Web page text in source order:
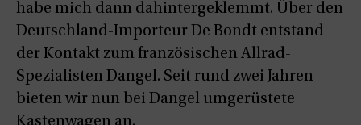
habe mich dann dahintergeklemmt. Über den
Deutschland-Importeur De Bondt entstand
der Kontakt zum französischen Allrad-
Spezialisten Dangel. Seit rund zwei Jahren
bieten wir nun bei Dangel umgerüstete